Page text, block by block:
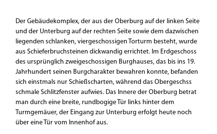
Der Gebäudekomplex, der aus der Oberburg auf der linken Seite
und der Unterburg auf der rechten Seite sowie dem dazwischen
liegenden schlanken, viergeschossigen Torturm besteht, wurde
aus Schieferbruchsteinen dickwandig errichtet. Im Erdgeschoss
des ursprünglich zweigeschossigen Burghauses, das bis ins 19.
Jahrhundert seinen Burgcharakter bewahren konnte, befanden
sich einstmals nur Schießscharten, während das Obergeschss
schmale Schlitzfenster aufwies. Das Innere der Oberburg betrat
man durch eine breite, rundbogige Tür links hinter dem
Turmgemäuer, der Eingang zur Unterburg erfolgt heute noch
über eine Tür vom Innenhof aus.